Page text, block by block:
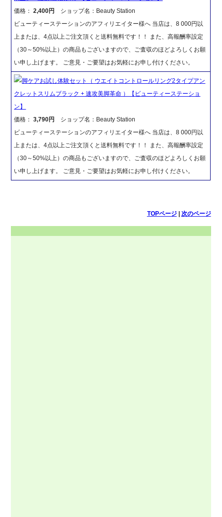
価格：2,400円
ショップ名：Beauty Station
ビューティーステーションのアフィリエイター様へ 当店は、8 000円以
上または、4点以上ご注文頂くと送料無料です！！ また、高報酬率設定
（30～50%以上）の商品もございますので、ご査収のほどよろしくお願
い申し上げます。 ご意見・ご要望はお気軽にお申し付けください。
脚ケアお試し体験セット（ ウエイトコントロールリング2タイプアン
クレットスリムブラック + 速攻美脚革命 ）【ビューティーステーショ
ン】
価格：3,790円
ショップ名：Beauty Station
ビューティーステーションのアフィリエイター様へ 当店は、8 000円以
上または、4点以上ご注文頂くと送料無料です！！ また、高報酬率設定
（30～50%以上）の商品もございますので、ご査収のほどよろしくお願
い申し上げます。 ご意見・ご要望はお気軽にお申し付けください。
TOPページ| 次のページ